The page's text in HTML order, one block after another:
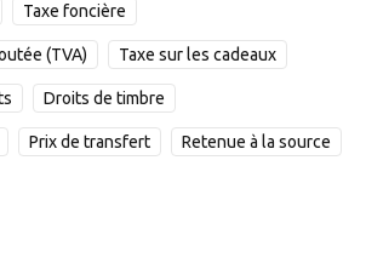
Taxe foncière
(TVA) Taxe sur les cadeaux
Droits de timbre
Prix de transfert Retenue à la source